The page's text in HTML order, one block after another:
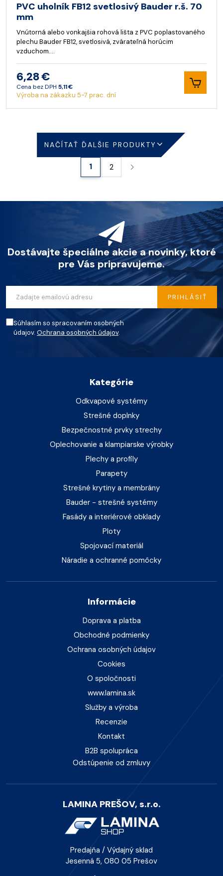
PVC uholník FB12 svetlosivý Bauder r.š. 70
mm
Vnútorná alebo vonkajšia rohová lišta z PVC poplastovaného
plechu Bauder FB12, svetlosivá, zvárateľná horúcim
vzduchom.…
6,28 €
Cena bez DPH 5,11 €
Výroba na zákazku 5-7 prac. dní
NAČÍTAŤ ĎALŠIE PRODUKTY
1 2
Dostávajte špeciálne akcie a novinky, ktoré
pre Vás pripravujeme.
Súhlasím so spracovaním osobných
údajov. Ochrana osobných údajov.
PRIHLÁSIŤ
Kategórie
Odkvapové systémy
Strešné doplnky
Bezpečnostné prvky strechy
Oplechovanie a klampiarske výrobky
Plechy a profily
Parapety
Strešné krytiny a membrány
Bauder - strešné systémy
Fasády a interiérové obklady
Ploty
Spojovací materiál
Náradie a ochranné pomôcky
Informácie
Doprava a platba
Obchodné podmienky
Ochrana osobných údajov
Cookies
O spoločnosti
www.lamina.sk
Služby a výroba
Recenzie
Kontakt
B2B spolupráca
Odstúpenie od zmluvy
LAMINA PREŠOV, s.r.o.
Predajňa / Výdajný sklad
Jesenná 5, 080 05 Prešov